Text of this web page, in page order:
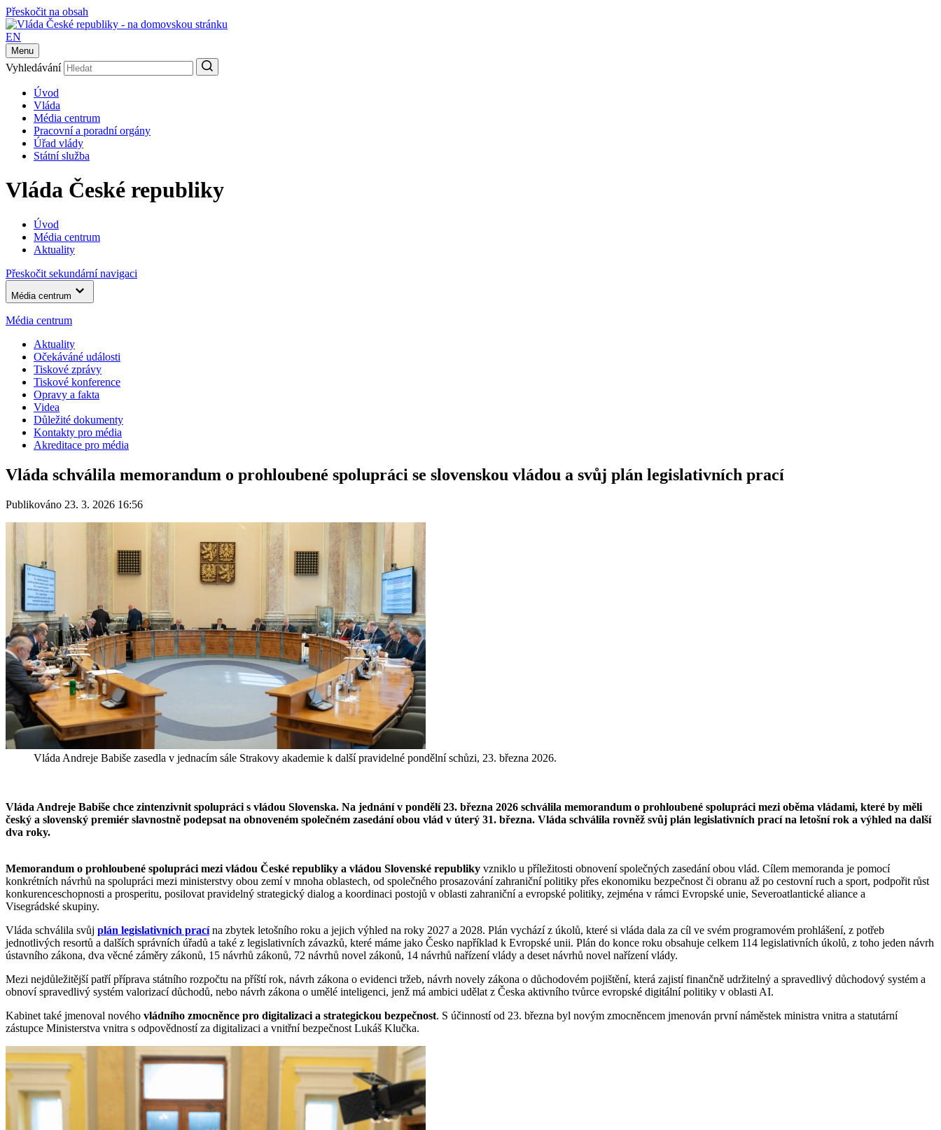
Přeskočit na obsah
EN
Menu
Vyhledávání
Úvod
Vláda
Média centrum
Pracovní a poradní orgány
Úřad vlády
Státní služba
Vláda České republiky
Úvod
Média centrum
Aktuality
Přeskočit sekundární navigaci
Média centrum
Média centrum
Aktuality
Očekáváné události
Tiskové zprávy
Tiskové konference
Opravy a fakta
Videa
Důležité dokumenty
Kontakty pro média
Akreditace pro média
Vláda schválila memorandum o prohloubené spolupráci se slovenskou vládou a svůj plán legislativních prací
Publikováno 23. 3. 2026 16:56
Vláda Andreje Babiše zasedla v jednacím sále Strakovy akademie k další pravidelné pondělní schůzi, 23. března 2026.
Vláda Andreje Babiše chce zintenzivnit spolupráci s vládou Slovenska. Na jednání v pondělí 23. března 2026 schválila memorandum o prohloubené spolupráci mezi oběma vládami, které by měli
český a slovenský premiér slavnostně podepsat na obnoveném společném zasedání obou vlád v úterý 31. března. Vláda schválila rovněž svůj plán legislativních prací na letošní rok a výhled na další
dva roky.
Memorandum o prohloubené spolupráci mezi vládou České republiky a vládou Slovenské republiky vzniklo u příležitosti obnovení společných zasedání obou vlád. Cílem memoranda je pomocí
konkrétních návrhů na spolupráci mezi ministerstvy obou zemí v mnoha oblastech, od společného prosazování zahraniční politiky přes ekonomiku bezpečnost či obranu až po cestovní ruch a sport, podpořit růst
konkurenceschopnosti a prosperitu, posilovat pravidelný strategický dialog a koordinaci postojů v oblasti zahraniční a evropské politiky, zejména v rámci Evropské unie, Severoatlantické aliance a
Visegrádské skupiny.
Vláda schválila svůj plán legislativních pracína zbytek letošního roku a jejich výhled na roky 2027 a 2028. Plán vychází z úkolů, které si vláda dala za cíl ve svém programovém prohlášení, z potřeb
jednotlivých resortů a dalších správních úřadů a také z legislativních závazků, které máme jako Česko například k Evropské unii. Plán do konce roku obsahuje celkem 114 legislativních úkolů, z toho jeden návrh
ústavního zákona, dva věcné záměry zákonů, 15 návrhů zákonů, 72 návrhů novel zákonů, 14 návrhů nařízení vlády a deset návrhů novel nařízení vlády.
Mezi nejdůležitější patří příprava státního rozpočtu na příští rok, návrh zákona o evidenci tržeb, návrh novely zákona o důchodovém pojištění, která zajistí finančně udržitelný a spravedlivý důchodový systém a
obnoví spravedlivý systém valorizací důchodů, nebo návrh zákona o umělé inteligenci, jenž má ambici udělat z Česka aktivního tvůrce evropské digitální politiky v oblasti AI.
Kabinet také jmenoval nového vládního zmocněnce pro digitalizaci a strategickou bezpečnost. S účinností od 23. března byl novým zmocněncem jmenován první náměstek ministra vnitra a statutární
zástupce Ministerstva vnitra s odpovědností za digitalizaci a vnitřní bezpečnost Lukáš Klučka.